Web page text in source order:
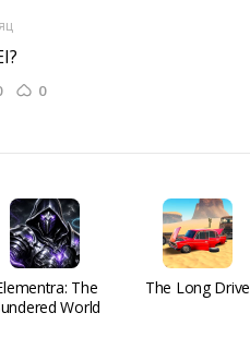
0
The
World
The Long Drive